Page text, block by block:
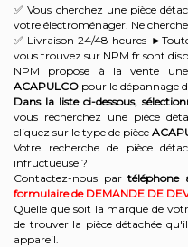
✅ Vous cherchez une pièce
votre électroménager. Ne
✅ Livraison 24/48 heures
vous trouvez sur NPM.fr sont
NPM propose à la vente
ACAPULCO pour le dépannage
Dans la liste ci-dessous,
vous recherchez une pièce
cliquez sur le type de pièce
Votre recherche de pièce
infructueuse ?
Contactez-nous partéléphone
formulaire de DEMANDE DE
Quelle que soit la marque de
de trouver la pièce détachée
appareil.